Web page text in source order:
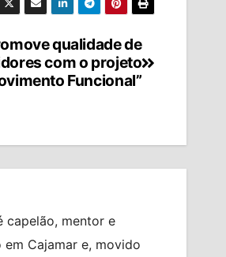
qualidade de
com o projeto
Funcional”
capelão, mentor e
Cajamar e, movido